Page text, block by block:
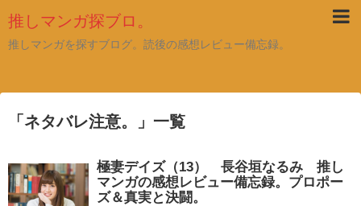
推しマンガ探ブロ。
推しマンガを探すブログ。読後の感想レビュー備忘録。
「 ネタバレ注意。 」 一覧
極妻デイズ（13） 長谷垣なるみ 推し
マンガの感想レビュー備忘録。プロポー
ズ＆真実と決闘。